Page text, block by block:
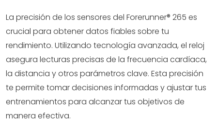
La precisión de los sensores del Forerunner® 265 es
crucial para obtener datos fiables sobre tu
rendimiento. Utilizando tecnología avanzada, el reloj
asegura lecturas precisas de la frecuencia cardíaca,
la distancia y otros parámetros clave. Esta precisión
te permite tomar decisiones informadas y ajustar tus
entrenamientos para alcanzar tus objetivos de
manera efectiva.